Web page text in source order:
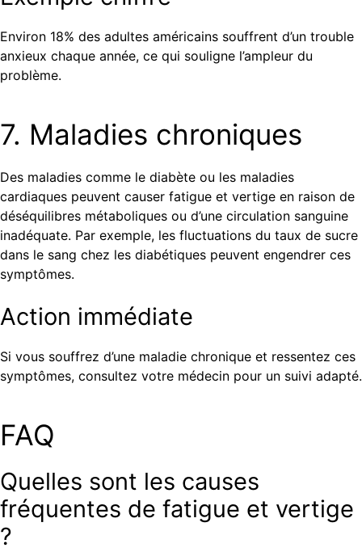
Environ 18% des adultes américains souffrent d’un trouble
anxieux chaque année, ce qui souligne l’ampleur du
problème.
7. Maladies chroniques
Des maladies comme le diabète ou les maladies
cardiaques peuvent causer fatigue et vertige en raison de
déséquilibres métaboliques ou d’une circulation sanguine
inadéquate. Par exemple, les fluctuations du taux de sucre
dans le sang chez les diabétiques peuvent engendrer ces
symptômes.
Action immédiate
Si vous souffrez d’une maladie chronique et ressentez ces
symptômes, consultez votre médecin pour un suivi adapté.
FAQ
Quelles sont les causes
fréquentes de fatigue et vertige
?